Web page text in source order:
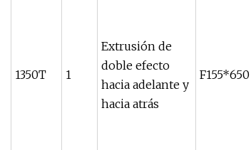
1350T 1
Extrusión de
doble efecto
hacia adelante y
hacia atrás
F155*650